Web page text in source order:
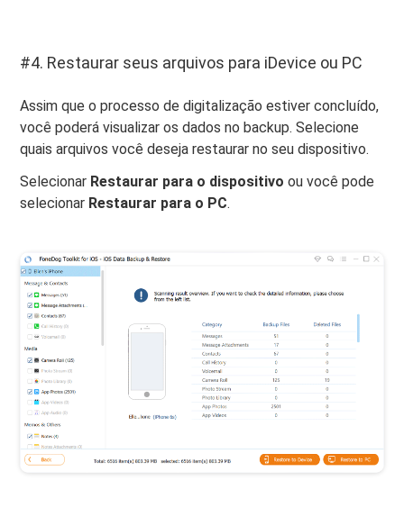
#4. Restaurar seus arquivos para iDevice ou PC
Assim que o processo de digitalização estiver concluído,
você poderá visualizar os dados no backup. Selecione
quais arquivos você deseja restaurar no seu dispositivo.
Selecionar Restaurar para o dispositivo ou você pode
selecionar Restaurar para o PC.